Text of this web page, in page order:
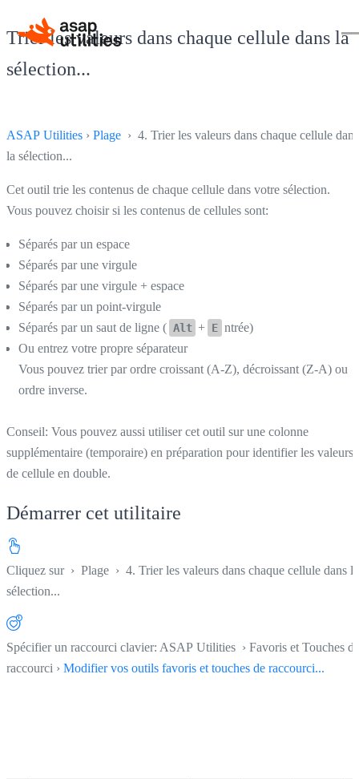
Trier les valeurs dans chaque cellule dans la
sélection...
ASAP Utilities › Plage › 4. Trier les valeurs dans chaque cellule dans
la sélection...
Cet outil trie les contenus de chaque cellule dans votre sélection.
Vous pouvez choisir si les contenus de cellules sont:
Séparés par un espace
Séparés par une virgule
Séparés par une virgule + espace
Séparés par un point-virgule
Séparés par un saut de ligne ( Alt + E ntrée)
Ou entrez votre propre séparateur
Vous pouvez trier par ordre croissant (A-Z), décroissant (Z-A) ou
ordre inverse.
Conseil: Vous pouvez aussi utiliser cet outil sur une colonne
supplémentaire (temporaire) en préparation pour identifier les valeurs
de cellule en double.
Démarrer cet utilitaire
Cliquez sur › Plage › 4. Trier les valeurs dans chaque cellule dans la
sélection...
Spécifier un raccourci clavier: ASAP Utilities › Favoris et Touches de
raccourci › Modifier vos outils favoris et touches de raccourci...